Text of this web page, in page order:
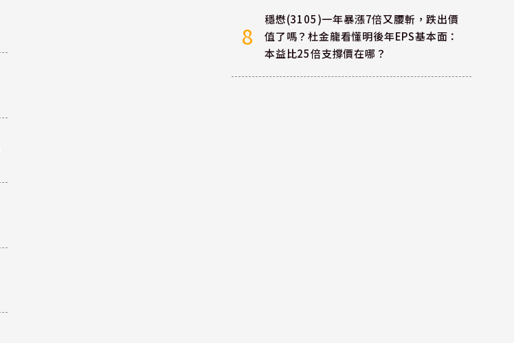
8
穩懋(3105)一年暴漲7倍又腰斬，跌出價
值了嗎？杜金龍看懂明後年EPS基本面：
本益比25倍支撐價在哪？